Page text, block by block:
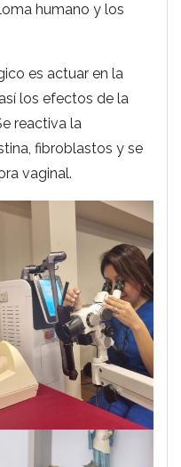
humano y los
es actuar en la
los efectos de la
reactiva la
fibroblastos y se
vaginal.